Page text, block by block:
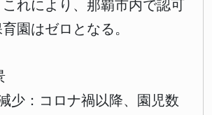
れにより、那覇市内で認可
園はゼロとなる。
少：コロナ禍以降、園児数